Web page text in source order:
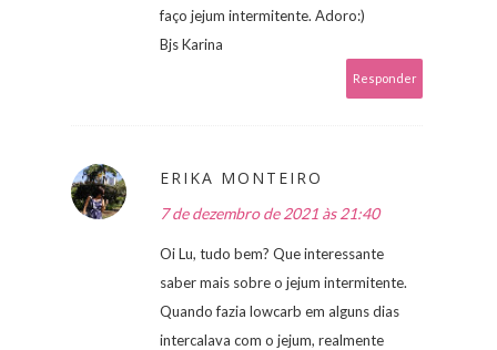
faço jejum intermitente. Adoro:)
Bjs Karina
Responder
ERIKA MONTEIRO
7 de dezembro de 2021 às 21:40
Oi Lu, tudo bem? Que interessante
saber mais sobre o jejum intermitente.
Quando fazia lowcarb em alguns dias
intercalava com o jejum, realmente